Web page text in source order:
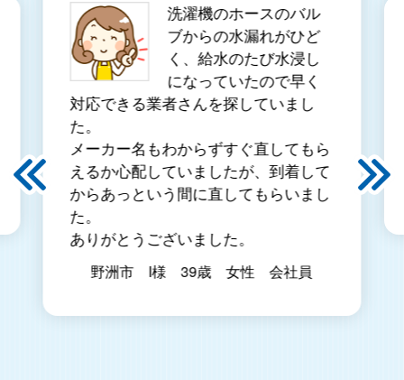
洗濯機のホースのバル
ブからの水漏れがひど
く、給水のたび水浸し
になっていたので早く
対応できる業者さんを探していまし
た。
メーカー名もわからずすぐ直してもら
えるか心配していましたが、到着して
からあっという間に直してもらいまし
た。
ありがとうございました。
野洲市 I様 39歳 女性 会社員